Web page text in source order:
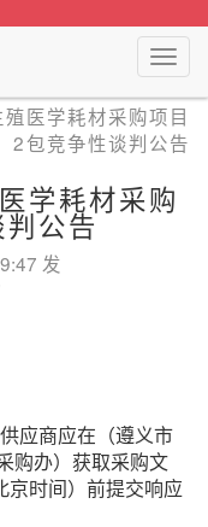
医学耗材采购项目
2包竞争性谈判公告
学耗材采购
公告
发
应商应在（遵义市
购办）获取采购文
京时间）前提交响应